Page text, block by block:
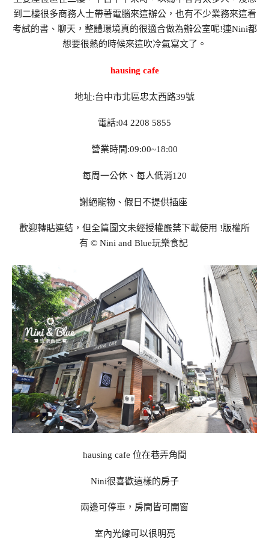
到二樓很多商務人士帶著電腦來這辦公，也有不少業務來這看
考試的書、聊天，整體環境真的很適合做為辦公室呢!連Nini都
想要很熱的時候來這吹冷氣寫文了。
hausing cafe
地址:台中市北區忠太西路39號
電話:04 2208 5855
營業時間:09:00~18:00
每周一公休、每人低消120
謝絕寵物、假日不提供插座
歡迎轉貼連結，但全篇圖文未經授權嚴禁下載使用 !版權所
有 © Nini and Blue玩樂食記
hausing cafe 位在巷弄角間
Nini很喜歡這樣的房子
兩邊可停車，房間皆可開窗
室內光線可以很明亮